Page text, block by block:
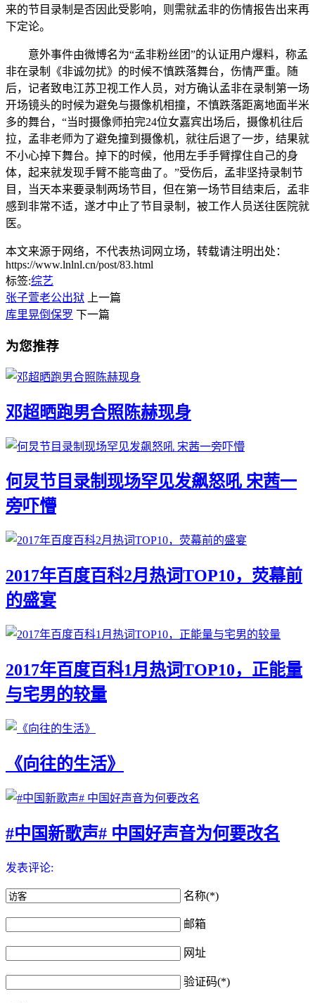
来的节目录制是否因此受影响，则需就孟非的伤情报告出来再
下定论。
意外事件由微博名为“孟非粉丝团”的认证用户爆料，称孟
非在录制《非诚勿扰》的时候不慎跌落舞台，伤情严重。随
后，记者致电江苏卫视工作人员，对方确认孟非在录制第一场
开场镜头的时候为避免与摄像机相撞，不慎跌落距离地面半米
多的舞台，“当时摄像师拍完24位女嘉宾出场后，摄像机往后
拉，孟非老师为了避免撞到摄像机，就往后退了一步，结果就
不小心掉下舞台。掉下的时候，他用左手手臂撑住自己的身
体，起来就发现手臂不能弯曲了。”受伤后，孟非坚持录制节
目，当天本来要录制两场节目，但在第一场节目结束后，孟非
感到非常不适，遂才中止了节目录制，被工作人员送往医院就
医。
本文来源于网络，不代表热词网立场，转载请注明出处：
https://www.lnlnl.cn/post/83.html
标签:综艺
张子萱老公出狱
上一篇
库里晃倒保罗 下一篇
为您推荐
邓超晒跑男合照陈赫现身
何炅节目录制现场罕见发飙怒吼 宋茜一
旁吓懵
2017年百度百科2月热词TOP10，荧幕前
的盛宴
2017年百度百科1月热词TOP10，正能量
与宅男的较量
《向往的生活》
#中国新歌声# 中国好声音为何要改名
发表评论:
名称(*)
邮箱
网址
验证码(*)